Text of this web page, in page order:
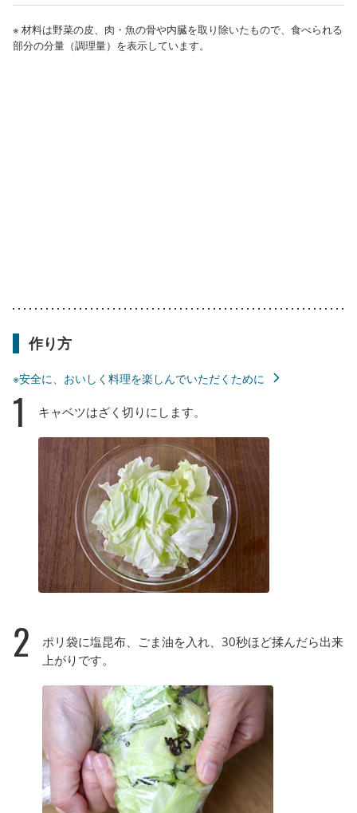
※ 材料は野菜の皮、肉・魚の骨や内臓を取り除いたもので、食べられる
部分の分量（調理量）を表示しています。
作り方
※安全に、おいしく料理を楽しんでいただくために
1 キャベツはざく切りにします。
2
ポリ袋に塩昆布、ごま油を入れ、30秒ほど揉んだら出来
上がりです。